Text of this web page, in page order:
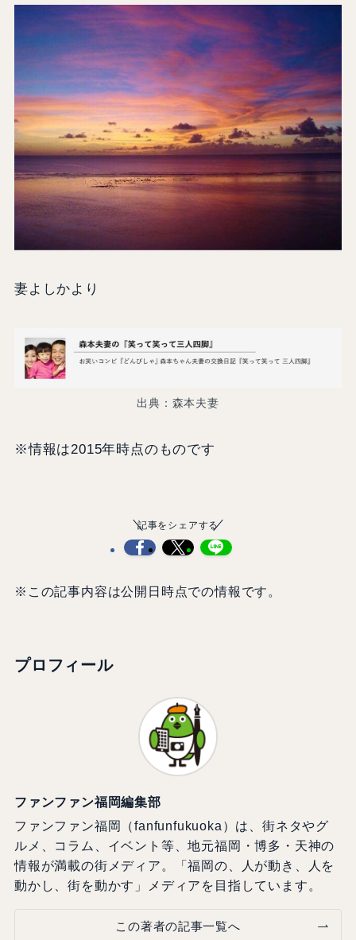
妻よしかより
出典：森本夫妻
※情報は2015年時点のものです
記事をシェアする
※この記事内容は公開日時点での情報です。
プロフィール
ファンファン福岡編集部
ファンファン福岡（fanfunfukuoka）は、街ネタやグ
ルメ、コラム、イベント等、地元福岡・博多・天神の
情報が満載の街メディア。「福岡の、人が動き、人を
動かし、街を動かす」メディアを目指しています。
この著者の記事一覧へ